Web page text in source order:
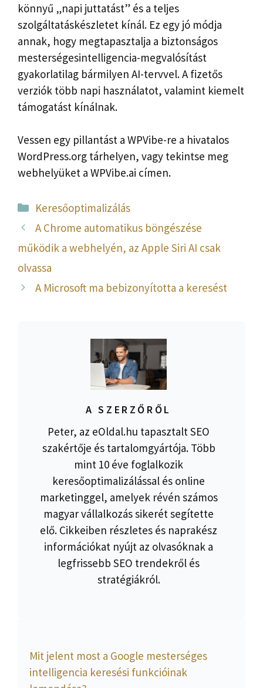
könnyű „napi juttatást” és a teljes
szolgáltatáskészletet kínál. Ez egy jó módja
annak, hogy megtapasztalja a biztonságos
mesterségesintelligencia-megvalósítást
gyakorlatilag bármilyen AI-tervvel. A fizetős
verziók több napi használatot, valamint kiemelt
támogatást kínálnak.
Vessen egy pillantást a WPVibe-re a hivatalos
WordPress.org tárhelyen, vagy tekintse meg
webhelyüket a WPVibe.ai címen.
Kategória
Keresőoptimalizálás
A Chrome automatikus böngészése
működik a webhelyén, az Apple Siri AI csak
olvassa
A Microsoft ma bebizonyította a keresést
A SZERZŐRŐL
Peter, az eOldal.hu tapasztalt SEO
szakértője és tartalomgyártója. Több
mint 10 éve foglalkozik
keresőoptimalizálással és online
marketinggel, amelyek révén számos
magyar vállalkozás sikerét segítette
elő. Cikkeiben részletes és naprakész
információkat nyújt az olvasóknak a
legfrissebb SEO trendekről és
stratégiákról.
Mit jelent most a Google mesterséges
intelligencia keresési funkcióinak